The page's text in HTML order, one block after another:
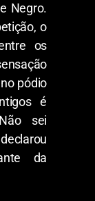
Negro.
o
os
pódio
é
sei
da